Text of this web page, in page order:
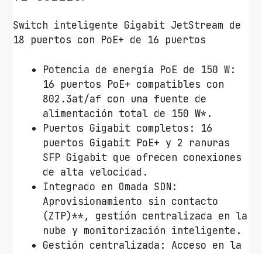
t
r
Switch inteligente Gigabit JetStream de
18 puertos con PoE+ de 16 puertos
Potencia de energía PoE de 150 W:
16 puertos PoE+ compatibles con
802.3at/af con una fuente de
alimentación total de 150 W*.
Puertos Gigabit completos: 16
puertos Gigabit PoE+ y 2 ranuras
SFP Gigabit que ofrecen conexiones
de alta velocidad.
Integrado en Omada SDN:
Aprovisionamiento sin contacto
(ZTP)**, gestión centralizada en la
nube y monitorización inteligente.
Gestión centralizada: Acceso en la